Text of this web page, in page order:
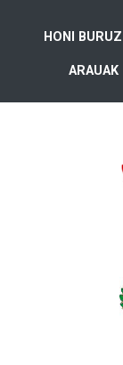
HONI BURUZ
ARAUAK